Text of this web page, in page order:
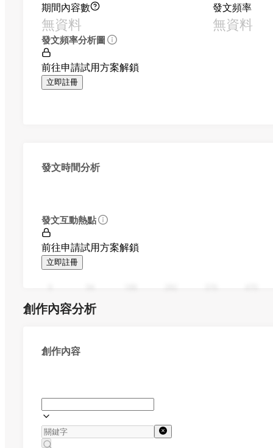
期間內容數
無資料
發文頻率
無資料
發文頻率分析圖
前往申請試用方案解鎖
立即註冊
發文時間分析
發文互動熱點
前往申請試用方案解鎖
立即註冊
創作內容分析
創作內容